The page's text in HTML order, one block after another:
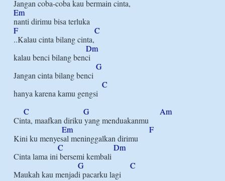
Em
F
C
..Kalau cinta bilang cinta,
Dm
kalau benci bilang benci
G
Jangan cinta bilang benci
C
hanya karena kamu gengsi
C
G
Am
Cinta, maafkan diriku yang menduakanmu
Em
F
Kini ku menyesal meninggalkan dirimu
C
Dm
Cinta lama ini bersemi kembali
G
C
Maukah kau menjadi pacarku lagi